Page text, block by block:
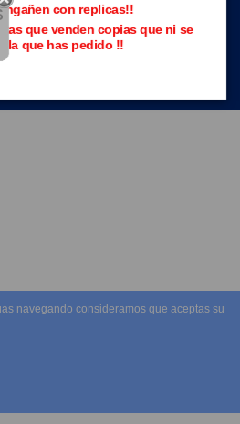
con replicas!!
que venden copias que ni se
la que has pedido !!
navegando consideramos que aceptas su